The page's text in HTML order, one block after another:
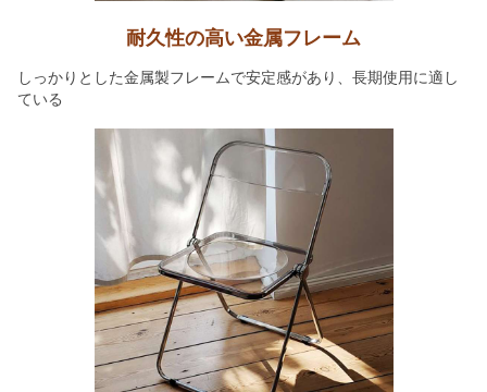
耐久性の高い金属フレーム
しっかりとした金属製フレームで安定感があり、長期使用に適し
ている